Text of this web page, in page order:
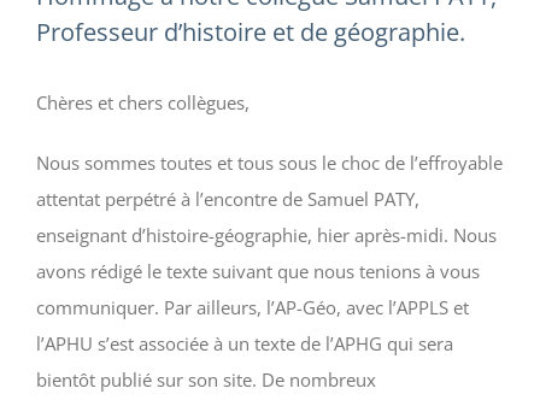
Professeur d’histoire et de géographie.
Chères et chers collègues,
Nous sommes toutes et tous sous le choc de l’effroyable
attentat perpétré à l’encontre de Samuel PATY,
enseignant d’histoire-géographie, hier après-midi. Nous
avons rédigé le texte suivant que nous tenions à vous
communiquer. Par ailleurs, l’AP-Géo, avec l’APPLS et
l’APHU s’est associée à un texte de l’APHG qui sera
bientôt publié sur son site. De nombreux